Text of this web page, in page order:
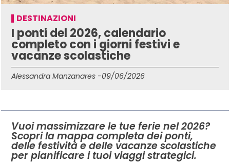
DESTINAZIONI
I ponti del 2026, calendario
completo con i giorni festivi e
vacanze scolastiche
Alessandra Manzanares -09/06/2026
Vuoi massimizzare le tue ferie nel 2026?
Scopri la mappa completa dei ponti,
delle festività e delle vacanze scolastiche
per pianificare i tuoi viaggi strategici.